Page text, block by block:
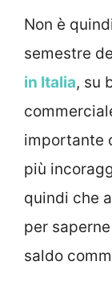
Non è
semestre
in Italia, su
importante
più
quindi che
per
saldo